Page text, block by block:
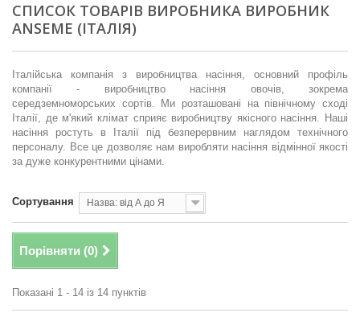
СПИСОК ТОВАРІВ ВИРОБНИКА ВИРОБНИК
ANSEME (ІТАЛІЯ)
Італійська компанія з виробництва насіння, основний профіль
компанії - виробництво насіння овочів, зокрема
середземноморських сортів. Ми розташовані на північному сході
Італії, де м'який клімат сприяє виробництву якісного насіння. Наші
насіння ростуть в Італії під безперервним наглядом технічного
персоналу. Все це дозволяє нам виробляти насіння відмінної якості
за дуже конкурентними цінами.
Сортування Назва: від А до Я
Порівняти (0)
Показані 1 - 14 із 14 пунктів